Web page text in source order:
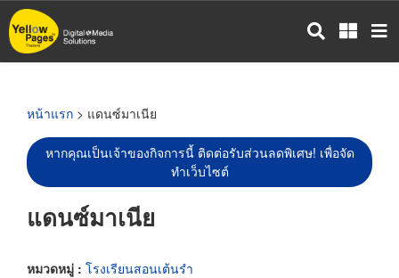
ข้าม
ไป
หน้าแรก > แดนซ์มาเนีย
หากคุณเป็นเจ้าของกิจการนี้ ติดต่อรับส่วนลดพิเศษ! เพื่อจัด
ทำเว็บไซต์
แดนซ์มาเนีย
หมวดหมู่ : โรงเรียนสอนเต้นรำ